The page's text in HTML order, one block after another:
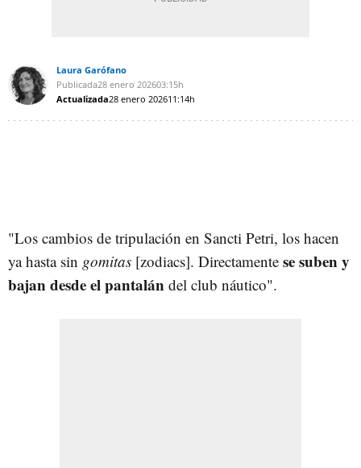
Laura Garófano
Publicada28 enero 202603:15h
Actualizada28 enero 202611:14h
"Los cambios de tripulación en Sancti Petri, los hacen
ya hasta sin gomitas [zodiacs]. Directamente se suben y
bajan desde el pantalán del club náutico".